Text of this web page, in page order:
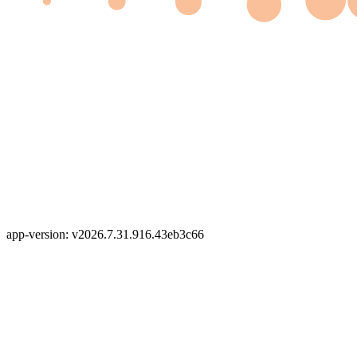
app-version: v2026.7.31.916.43eb3c66